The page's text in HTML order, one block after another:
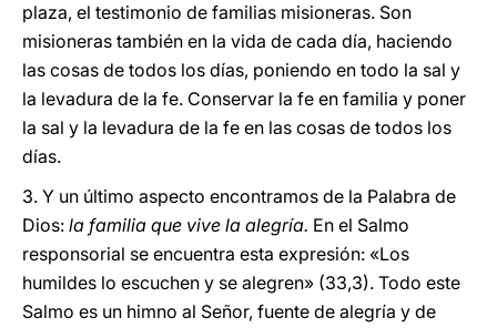
plaza, el testimonio de familias misioneras. Son
misioneras también en la vida de cada día, haciendo
las cosas de todos los días, poniendo en todo la sal y
la levadura de la fe. Conservar la fe en familia y poner
la sal y la levadura de la fe en las cosas de todos los
días.
3. Y un último aspecto encontramos de la Palabra de
Dios: la familia que vive la alegría. En el Salmo
responsorial se encuentra esta expresión: «Los
humildes lo escuchen y se alegren» (33,3). Todo este
Salmo es un himno al Señor, fuente de alegría y de